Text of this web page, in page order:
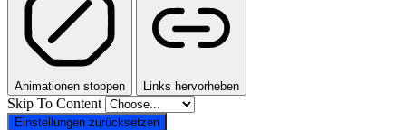
Animationen stoppen Links hervorheben
Skip To Content
Einstellungen zurücksetzen